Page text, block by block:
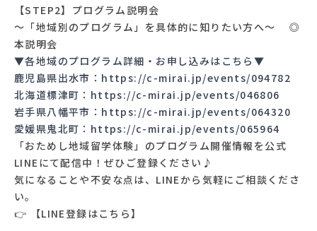
【STEP2】プログラム説明会
〜「地域別のプログラム」を具体的に知りたい方へ〜 ◎
本説明会
▼各地域のプログラム詳細・お申し込みはこちら▼
鹿児島県出水市： https://c-mirai.jp/events/094782
北海道標津町： https://c-mirai.jp/events/046806
岩手県八幡平市： https://c-mirai.jp/events/064320
愛媛県鬼北町： https://c-mirai.jp/events/065964
「おためし地域留学体験」のプログラム開催情報を公式
LINEにて配信中！ぜひご登録ください♪
気になることや不安な点は、LINEから気軽にご相談くださ
い。
👉 【LINE登録はこちら】